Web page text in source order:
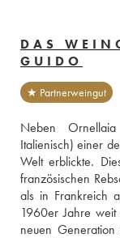
DAS
GUIDO
★ Partnerweingut
Neben
Italienisch) einer
Welt erblickte.
französischen
als in Frankreich
1960er Jahre
neuen